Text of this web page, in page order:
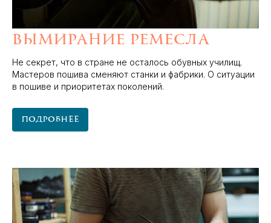
Вымирание ремесла
Не секрет, что в стране не осталось обувных училищ.
Мастеров пошива сменяют станки и фабрики. О ситуации
в пошиве и приоритетах поколений.
Подробнее